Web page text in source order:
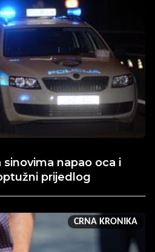
sinovima napao oca i
prijedlog
CRNA KRONIKA